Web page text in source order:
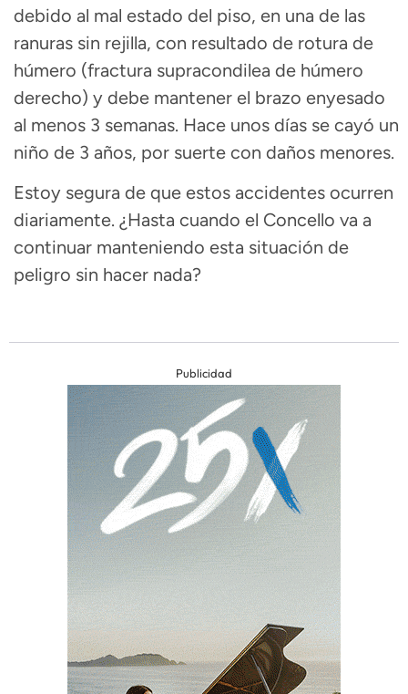
debido al mal estado del piso, en una de las
ranuras sin rejilla, con resultado de rotura de
húmero (fractura supracondilea de húmero
derecho) y debe mantener el brazo enyesado
al menos 3 semanas. Hace unos días se cayó un
niño de 3 años, por suerte con daños menores.
Estoy segura de que estos accidentes ocurren
diariamente. ¿Hasta cuando el Concello va a
continuar manteniendo esta situación de
peligro sin hacer nada?
Publicidad